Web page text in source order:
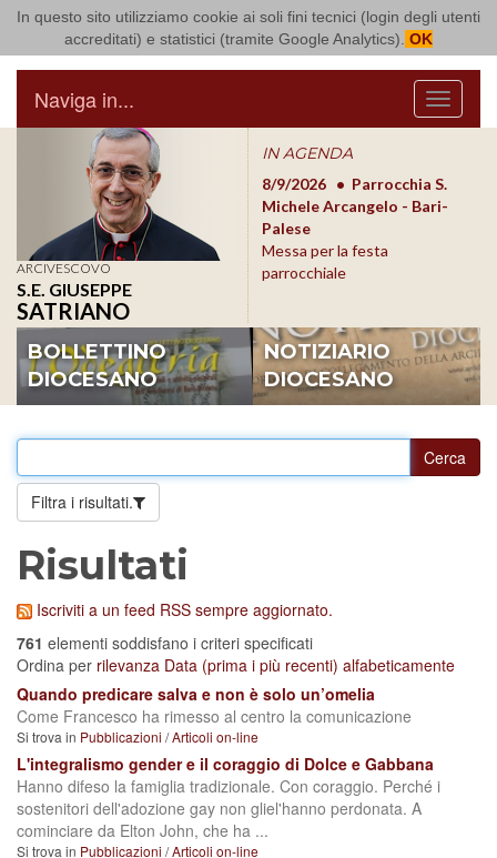
In questo sito utilizziamo cookie ai soli fini tecnici (login degli utenti
accreditati) e statistici (tramite Google Analytics). OK
Arcidiocesi di Bari Bitonto
Menu
Naviga in...
ARCIVESCOVO
S.E. GIUSEPPE
SATRIANO
IN AGENDA
8/17/2026
Conversano
Conferenza Episcopale
Pugliese
8/9/2026
Parrocchia S.
Michele Arcangelo - Bari-
Palese
Messa per la festa
parrocchiale
BOLLETTINO
DIOCESANO
NOTIZIARIO
DIOCESANO
Filtra i risultati.
Risultati
Iscriviti a un feed RSS sempre aggiornato.
761 elementi soddisfano i criteri specificati
Ordina per rilevanza Data (prima i più recenti) alfabeticamente
Quando predicare salva e non è solo un’omelia
Come Francesco ha rimesso al centro la comunicazione
Si trova in Pubblicazioni /Articoli on-line
L'integralismo gender e il coraggio di Dolce e Gabbana
Hanno difeso la famiglia tradizionale. Con coraggio. Perché i
sostenitori dell'adozione gay non gliel'hanno perdonata. A
cominciare da Elton John, che ha ...
Si trova in Pubblicazioni /Articoli on-line